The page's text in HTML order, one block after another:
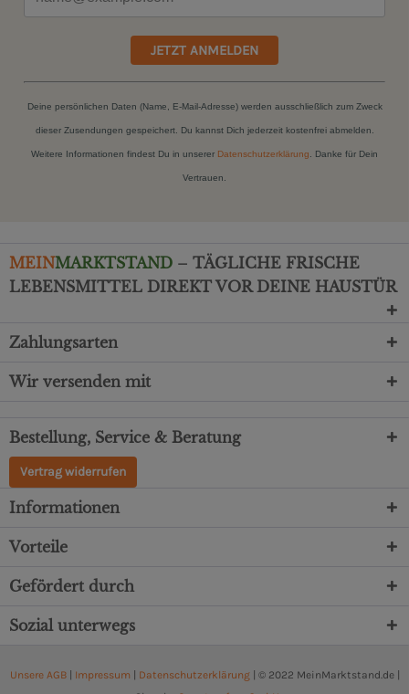
JETZT ANMELDEN
Deine persönlichen Daten (Name, E-Mail-Adresse) werden ausschließlich zum Zweck
dieser Zusendungen gespeichert. Du kannst Dich jederzeit kostenfrei abmelden.
Weitere Informationen findest Du in unserer Datenschutzerklärung. Danke für Dein
Vertrauen.
MEINMARKTSTAND – TÄGLICHE FRISCHE
LEBENSMITTEL DIREKT VOR DEINE HAUSTÜR
Zahlungsarten
Wir versenden mit
Bestellung, Service & Beratung
Vertrag widerrufen
Informationen
Vorteile
Gefördert durch
Sozial unterwegs
Unsere AGB| Impressum | Datenschutzerklärung| © 2022 MeinMarktstand.de |